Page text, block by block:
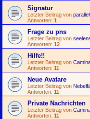
Signatur
Letzter Beitrag von
Antworten: 1
Frage zu pns
Letzter Beitrag von
Antworten: 12
Hilfe!!
Letzter Beitrag von
Antworten: 11
Neue Avatare
Letzter Beitrag von
Antworten: 11
Private Nachrichten
Letzter Beitrag von
Antworten: 11